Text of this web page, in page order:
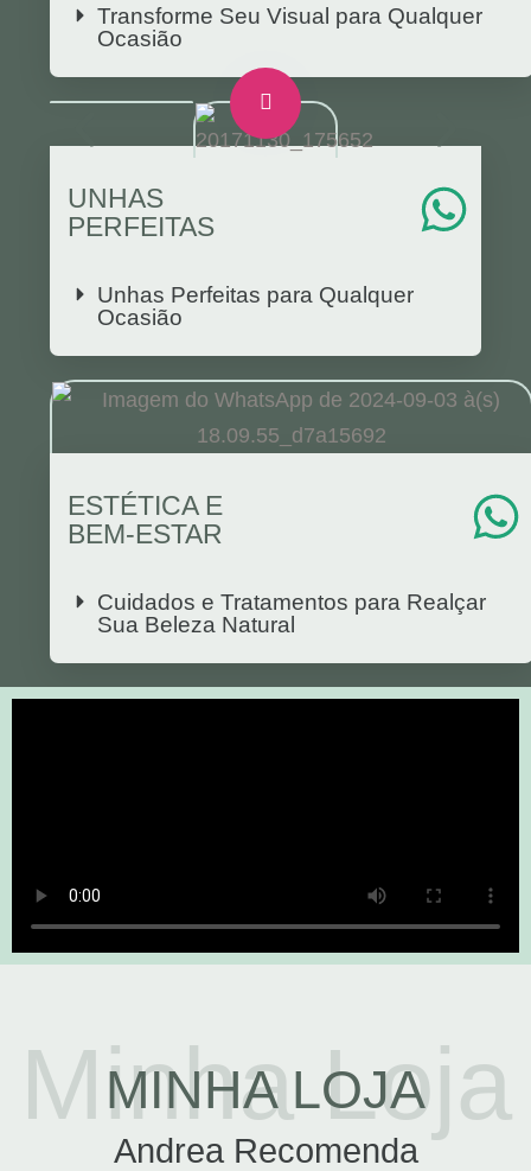
Transforme Seu Visual para Qualquer
Ocasião
UNHAS
PERFEITAS
Unhas Perfeitas para Qualquer
Ocasião
ESTÉTICA E
BEM-ESTAR
Cuidados e Tratamentos para Realçar
Sua Beleza Natural
Minha Loja
MINHA LOJA
Andrea Recomenda